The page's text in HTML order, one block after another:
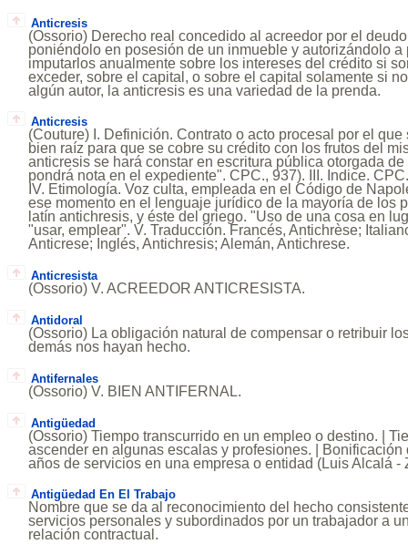
Anticresis
(Ossorio) Derecho real concedido al acreedor por el
poniéndolo en posesión de un inmueble y autorizándolo a
imputarlos anualmente sobre los intereses del crédito si
exceder, sobre el capital, o sobre el capital solamente si
algún autor, la anticresis es una variedad de la prenda.
Anticresis
(Couture) I. Definición. Contrato o acto procesal por el
bien raíz para que se cobre su crédito con los frutos del
anticresis se hará constar en escritura pública otorgada
pondrá nota en el expediente". CPC., 937). III. Indice.
IV. Etimología. Voz culta, empleada en el Código de
ese momento en el lenguaje jurídico de la mayoría de los
latín antichresis, y éste del griego. "Uso de una cosa en
"usar, emplear". V. Traducción. Francés, Antichrèse;
Anticrese; Inglés, Antichresis; Alemán, Antichrese.
Anticresista
(Ossorio) V. ACREEDOR ANTICRESISTA.
Antidoral
(Ossorio) La obligación natural de compensar o retribuir
demás nos hayan hecho.
Antifernales
(Ossorio) V. BIEN ANTIFERNAL.
Antigüedad
(Ossorio) Tiempo transcurrido en un empleo o destino. |
ascender en algunas escalas y profesiones. |
años de servicios en una empresa o entidad (Luis Alcalá -
Antigüedad En El Trabajo
Nombre que se da al reconocimiento del hecho
servicios personales y subordinados por un trabajador a
relación contractual.